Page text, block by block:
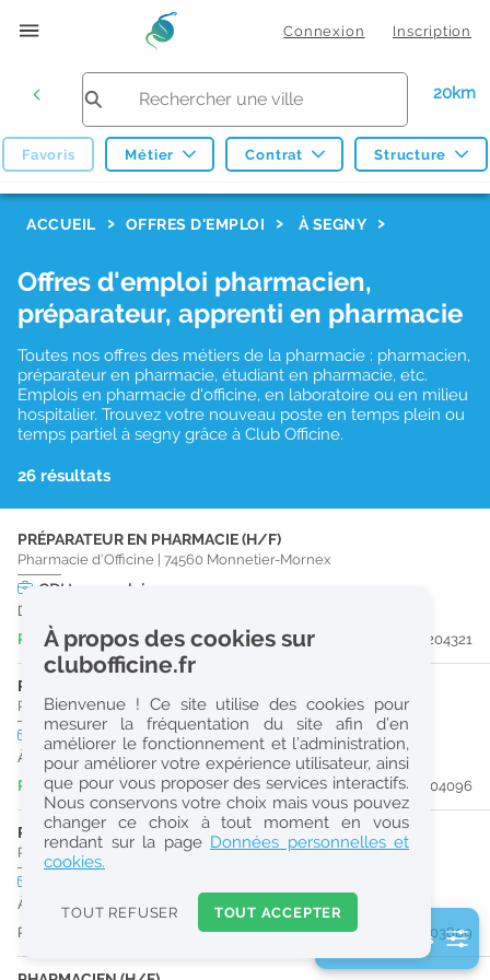
Connexion Inscription
20km
Favoris Métier Contrat Structure
Réinitialiser
2
0
k
Consulter les offres de la France d'outre-mer
ACCUEIL OFFRES D'EMPLOI À SEGNY
Offres d'emploi pharmacien,
préparateur, apprenti en pharmacie
Toutes nos offres des métiers de la pharmacie : pharmacien,
préparateur en pharmacie, étudiant en pharmacie, etc.
Emplois en pharmacie d'officine, en laboratoire ou en milieu
hospitalier. Trouvez votre nouveau poste en temps plein ou
temps partiel à segny grâce à Club Officine.
26 résultats
PRÉPARATEUR EN PHARMACIE (H/F)
Pharmacie d'Officine 74560 Monnetier-Mornex
CDI temps plein
Dès que possible
Publiée il y a 6 heure(s)
#204321
PRÉPARATEUR EN PHARMACIE (H/F)
Pharmacie d'Officine|74140Veigy-Foncenex
temps plein
À partir du 27/09/26
Publiée il y a 4 jour(s)
#204096
PRÉPARATEUR EN PHARMACIE (H/F)
Pharmacie d'Officine 74140 Douvaine
À partir du 30/08/26
Publiée il y a 9 jour(s)
#203809
2 filtre(s) actifs
À propos des cookies sur
clubofficine.fr
Bienvenue ! Ce site utilise des cookies pour
mesurer la fréquentation du site afin d’en
améliorer le fonctionnement et l’administration,
pour améliorer votre expérience utilisateur, ainsi
que pour vous proposer des services interactifs.
Nous conservons votre choix mais vous pouvez
changer ce choix à tout moment en vous
rendant sur la page Données personnelles et
cookies.
TOUT REFUSER TOUT ACCEPTER